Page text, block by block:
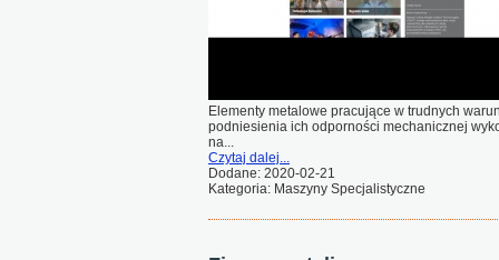
Elementy metalowe pracujące w trudnych
podniesienia ich odporności mechanicznej
na...
Czytaj dalej...
Dodane: 2020-02-21
Kategoria: Maszyny Specjalistyczne